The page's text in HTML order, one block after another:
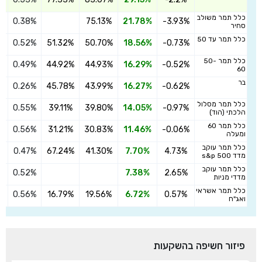
כלל תמר משולב
סחיר
-3.93%
21.78%
75.13%
0.38%
כלל תמר עד 50 -0.73%
18.56%
50.70%
51.32%
0.52%
כלל תמר 50-
60
-0.52%
16.29%
44.93%
44.92%
0.49%
בר -0.62%
16.27%
43.99%
45.78%
0.26%
כלל תמר מסלול
הלכתי (הוד)
-0.97%
14.05%
39.80%
39.11%
0.55%
כלל תמר 60
ומעלה
-0.06%
11.46%
30.83%
31.21%
0.56%
כלל תמר עוקב
מדד s&p 500
4.73%
7.70%
41.30%
67.24%
0.47%
כלל תמר עוקב
מדדי מניות
2.65%
7.38%
0.52%
כלל תמר אשראי
ואג"ח
0.57%
6.72%
19.56%
16.79%
0.56%
פיזור חשיפה בהשקעות